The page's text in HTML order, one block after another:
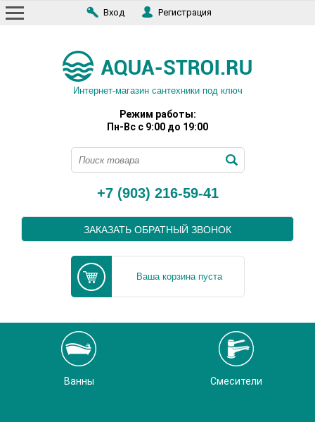
Вход Регистрация
Интернет-магазин сантехники под ключ
Режим работы:
Пн-Вс с 9:00 до 19:00
+7 (903) 216-59-41
ЗАКАЗАТЬ ОБРАТНЫЙ ЗВОНОК
Ваша корзина пуста
Ванны Смесители